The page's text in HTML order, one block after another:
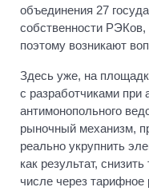
объединения 27
собственности
поэтому возникают
Здесь уже, на
с разработчиками
антимонопольного
рыночный механизм,
реально укрупнить
как результат,
числе через тарифное